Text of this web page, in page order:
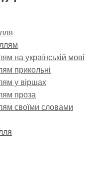
на українській мові
прикольні
у віршах
проза
своїми словами